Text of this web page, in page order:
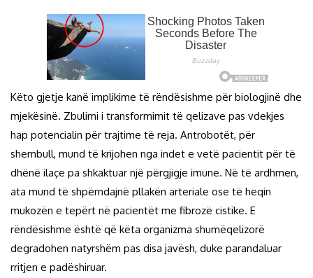
Këto gjetje kanë implikime të rëndësishme për biologjinë dhe
mjekësinë. Zbulimi i transformimit të qelizave pas vdekjes
hap potencialin për trajtime të reja. Antrobotët, për
shembull, mund të krijohen nga indet e vetë pacientit për të
dhënë ilaçe pa shkaktuar një përgjigje imune. Në të ardhmen,
ata mund të shpërndajnë pllakën arteriale ose të heqin
mukozën e tepërt në pacientët me fibrozë cistike. E
rëndësishme është që këta organizma shumëqelizorë
degradohen natyrshëm pas disa javësh, duke parandaluar
rritjen e padëshiruar.